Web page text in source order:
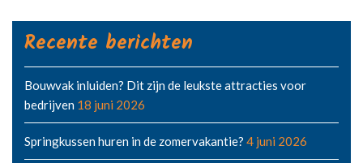
Recente berichten
Bouwvak inluiden? Dit zijn de leukste attracties voor
bedrijven 18 juni 2026
Springkussen huren in de zomervakantie? 4 juni 2026